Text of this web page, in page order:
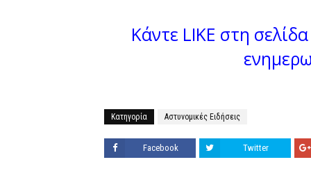
Κάντε LIKE στη
Κατηγορία Αστυνομικές Ειδήσεις
Facebook Twitter